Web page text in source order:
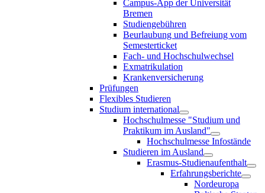
Campus-App der Universität
Bremen
Studiengebühren
Beurlaubung und Befreiung vom
Semesterticket
Fach- und Hochschulwechsel
Exmatrikulation
Krankenversicherung
Prüfungen
Flexibles Studieren
Studium international
Hochschulmesse "Studium und
Praktikum im Ausland"
Hochschulmesse Infostände
Studieren im Ausland
Erasmus-Studienaufenthalt
Erfahrungsberichte
Nordeuropa